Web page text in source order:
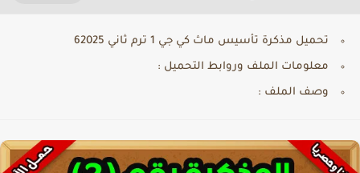
تحميل مذكرة تأسيس ماث كي جي 1 ترم ثاني 62025
معلومات الملف وروابط التحميل :
وصف الملف :